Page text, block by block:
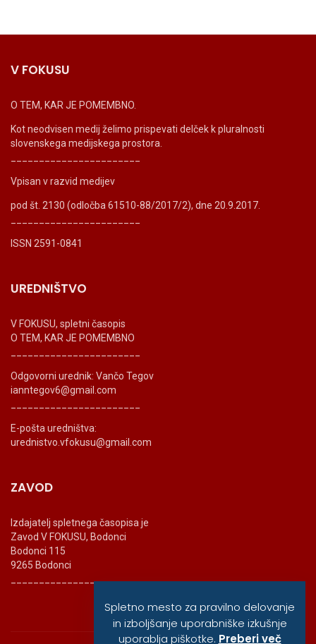
V FOKUSU
O TEM, KAR JE POMEMBNO.
Kot neodvisen medij želimo prispevati delček k pluralnosti
slovenskega medijskega prostora.
Vpisan v razvid medijev
pod št. 2130 (odločba 61510-88/2017/2), dne 20.9.2017.
ISSN 2591-0841
UREDNIŠTVO
V FOKUSU, spletni časopis
O TEM, KAR JE POMEMBNO
Odgovorni urednik: Vančo Tegov
ianntegov6@gmail.com
E-pošta uredništva:
urednistvo.vfokusu@gmail.com
ZAVOD
Izdajatelj spletnega časopisa je
Zavod V FOKUSU, Bodonci
Bodonci 115
9265 Bodonci
_______________________
Spletno mesto za pravilno delovanje
in izboljšanje uporabniške izkušnje
uporablja piškotke. Preberi več